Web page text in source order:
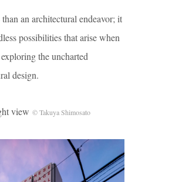
an architectural endeavor; it
possibilities that arise when
the uncharted
design.
view © Takuya Shimosato